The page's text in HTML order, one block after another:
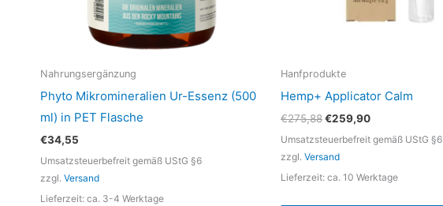
Nahrungsergänzung
Phyto Mikromineralien Ur-Essenz (500
ml) in PET Flasche
€34,55
Umsatzsteuerbefreit gemäß UStG §6
zzgl. Versand
Lieferzeit: ca. 3-4 Werktage
Hanfprodukte
Hemp+ Applicator Calm
€275,88Ursprünglicher
war:
€275,88
€259,90Aktueller
ist:
Umsatzsteuerbefreit gemäß UStG §6
zzgl. Versand
Lieferzeit: ca. 10 Werktage